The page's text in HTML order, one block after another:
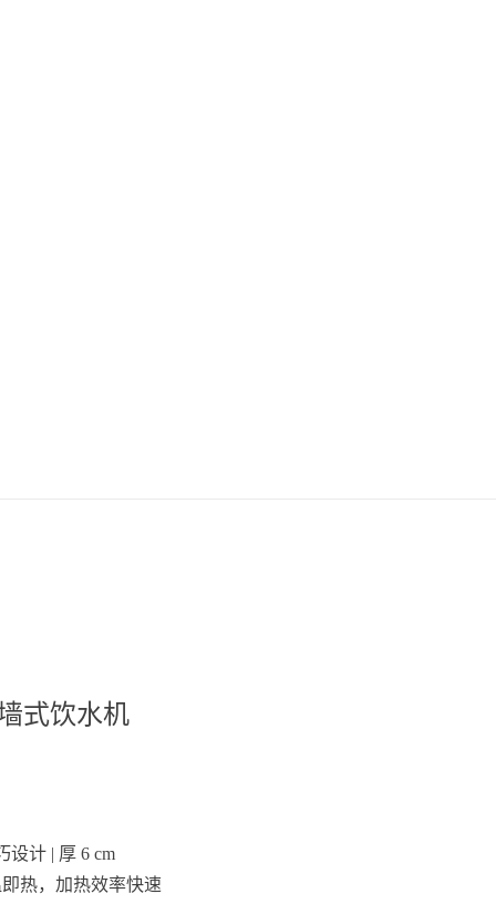
式饮水机
设计 | 厚 6 cm
热，加热效率快速